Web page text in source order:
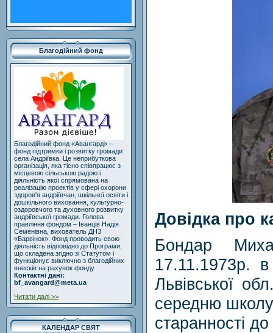
Благодійний фонд
Благодійний фонд «Авангард» –
фонд підтримки і розвитку громади
села Андріївка. Це неприбуткова
організація, яка тісно співпрацює з
місцевою сільською радою і
діяльність якої спрямована на
реалізацію проектів у сфері охорони
здоров'я андріївчан, шкільної освіти і
дошкільного виховання, культурно-
оздоровчого та духовного розвитку
андріївської громади. Голова
правління фондом – Іванців Надія
Семенівна, вихователь ДНЗ
«Барвінок». Фонд проводить свою
діяльність відповідно до Програми,
що складена згідно зі Статутом і
функціонує виключно з благодійних
внесків на рахунок фонду.
Контактні дані:
bf_avangard@meta.ua
Читати далі >>
КАЛЕНДАР СВЯТ
Довідка про
Бондар
17.11.1973р.
Львівської
середню школу
старанності